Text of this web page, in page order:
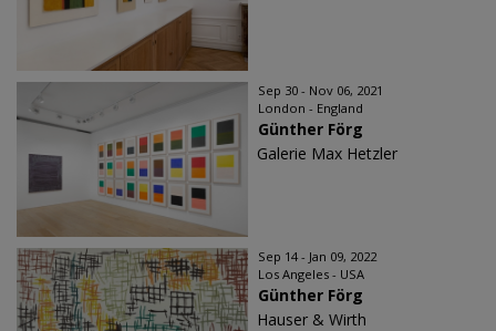
Sep 30 - Nov 06, 2021
London - England
Günther Förg
Galerie Max Hetzler
Sep 14 - Jan 09, 2022
Los Angeles - USA
Günther Förg
Hauser & Wirth